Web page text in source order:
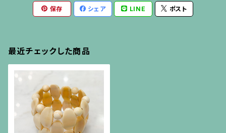
保存 シェア LINE ポスト
最近チェックした商品